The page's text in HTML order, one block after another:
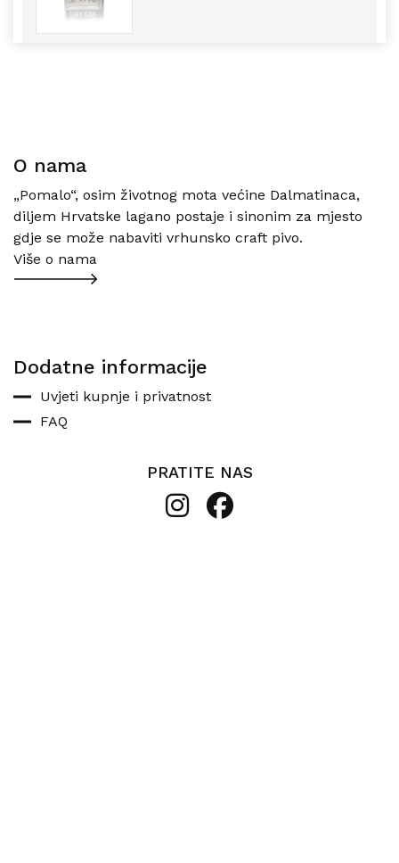
O nama
„Pomalo“, osim životnog mota većine Dalmatinaca,
diljem Hrvatske lagano postaje i sinonim za mjesto
gdje se može nabaviti vrhunsko craft pivo.
Više o nama
Dodatne informacije
Uvjeti kupnje i privatnost
FAQ
PRATITE NAS